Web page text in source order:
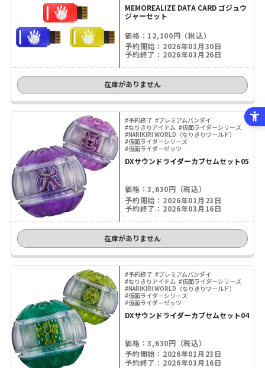
MEMOREALIZE DATA CARD ゴジュウ
ジャーセット
価格：12,100円（税込）
予約開始：2026年01月30日
予約終了：2026年03月26日
在庫がありません
#予約終了 #プレミアムバンダイ
#なりきりアイテム #仮面ライダーシリーズ
#NARIKIRI WORLD（なりきりワールド）
#仮面ライダーシリーズ
#仮面ライダーゼッツ
DXサウンドライダーカプセムセット05
価格：3,630円（税込）
予約開始：2026年01月23日
予約終了：2026年03月16日
在庫がありません
#予約終了 #プレミアムバンダイ
#なりきりアイテム #仮面ライダーシリーズ
#NARIKIRI WORLD（なりきりワールド）
#仮面ライダーシリーズ
#仮面ライダーゼッツ
DXサウンドライダーカプセムセット04
価格：3,630円（税込）
予約開始：2026年01月23日
予約終了：2026年03月16日